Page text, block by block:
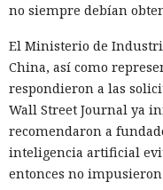
no siempre debían
El Ministerio de
China, así como
respondieron a las
Wall Street Journal ya
recomendaron a
inteligencia artificial
entonces no